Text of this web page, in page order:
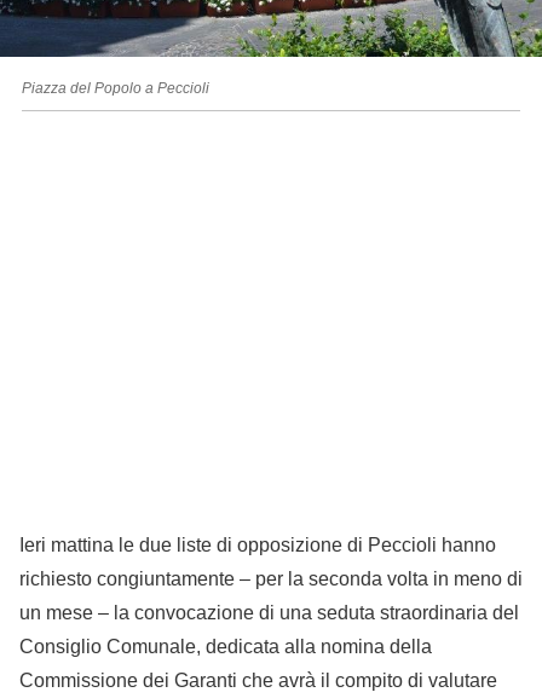
Piazza del Popolo a Peccioli
Ieri mattina le due liste di opposizione di Peccioli hanno
richiesto congiuntamente – per la seconda volta in meno di
un mese – la convocazione di una seduta straordinaria del
Consiglio Comunale, dedicata alla nomina della
Commissione dei Garanti che avrà il compito di valutare